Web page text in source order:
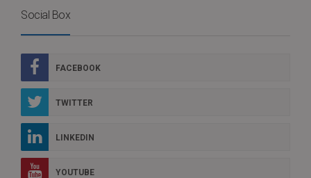
Social Box
FACEBOOK
TWITTER
LINKEDIN
YOUTUBE